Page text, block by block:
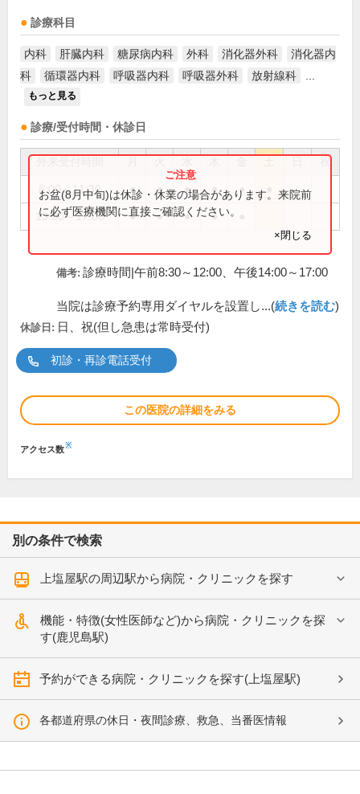
診療科目
内科 肝臓内科 糖尿病内科 外科 消化器外科
消化器内
科
循環器内科 呼吸器内科 呼吸器外科 放射線科
もっと見る
診療/受付時間・休診日
祝
8:00～11:30 ● ● ● ● ●
13:00～17:00 ● ● ● ●
お盆(8月中旬)は休診・休業の場合があります。来院前
に必ず医療機関に直接ご確認ください。
×閉じる
備考: 診療時間|午前8:30～12:00、午後14:00～17:00
当院は診療予約専用ダイヤルを設置し...(続きを読む)
休診日: 日、祝(但し急患は常時受付)
初診・再診電話受付
この医院の詳細をみる
アクセス数※
別の条件で検索
上塩屋駅の周辺駅から病院・クリニックを探す
機能・特徴(女性医師など)から病院・クリニックを探
す(鹿児島駅)
予約ができる病院・クリニックを探す(上塩屋駅)
各都道府県の休日・夜間診療、救急、当番医情報